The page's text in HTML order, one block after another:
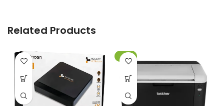
Related Products
-20%